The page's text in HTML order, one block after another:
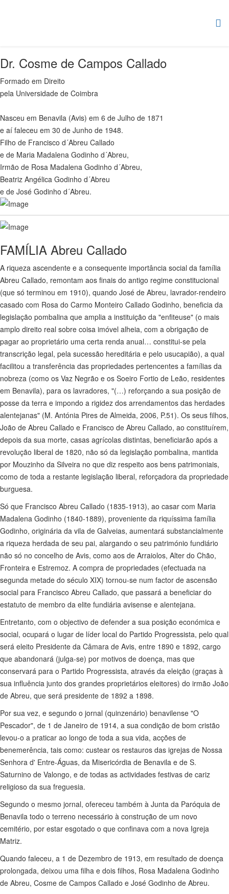
Dr. Cosme de Campos Callado
Formado em Direito
pela Universidade de Coimbra
Nasceu em Benavila (Avis) em 6 de Julho de 1871
e aí faleceu em 30 de Junho de 1948.
Filho de Francisco d´Abreu Callado
e de Maria Madalena Godinho d´Abreu,
Irmão de Rosa Madalena Godinho d´Abreu,
Beatriz Angélica Godinho d´Abreu
e de José Godinho d´Abreu.
FAMÍLIA Abreu Callado
A riqueza ascendente e a consequente importância social da família
Abreu Callado, remontam aos finais do antigo regime constitucional
(que só terminou em 1910), quando José de Abreu, lavrador-rendeiro
casado com Rosa do Carmo Monteiro Callado Godinho, beneficia da
legislação pombalina que amplia a instituição da "enfiteuse" (o mais
amplo direito real sobre coisa imóvel alheia, com a obrigação de
pagar ao proprietário uma certa renda anual… constitui-se pela
transcrição legal, pela sucessão hereditária e pelo usucapião), a qual
facilitou a transferência das propriedades pertencentes a famílias da
nobreza (como os Vaz Negrão e os Soeiro Fortio de Leão, residentes
em Benavila), para os lavradores, "(…) reforçando a sua posição de
posse da terra e impondo a rigidez dos arrendamentos das herdades
alentejanas" (M. Antónia Pires de Almeida, 2006, P.51). Os seus filhos,
João de Abreu Callado e Francisco de Abreu Callado, ao constituírem,
depois da sua morte, casas agrícolas distintas, beneficiarão após a
revolução liberal de 1820, não só da legislação pombalina, mantida
por Mouzinho da Silveira no que diz respeito aos bens patrimoniais,
como de toda a restante legislação liberal, reforçadora da propriedade
burguesa.
Só que Francisco Abreu Callado (1835-1913), ao casar com Maria
Madalena Godinho (1840-1889), proveniente da riquíssima família
Godinho, originária da vila de Galveias, aumentará substancialmente
a riqueza herdada de seu pai, alargando o seu património fundiário
não só no concelho de Avis, como aos de Arraiolos, Alter do Chão,
Fronteira e Estremoz. A compra de propriedades (efectuada na
segunda metade do século XIX) tornou-se num factor de ascensão
social para Francisco Abreu Callado, que passará a beneficiar do
estatuto de membro da elite fundiária avisense e alentejana.
Entretanto, com o objectivo de defender a sua posição económica e
social, ocupará o lugar de líder local do Partido Progressista, pelo qual
será eleito Presidente da Câmara de Avis, entre 1890 e 1892, cargo
que abandonará (julga-se) por motivos de doença, mas que
conservará para o Partido Progressista, através da eleição (graças à
sua influência junto dos grandes proprietários eleitores) do irmão João
de Abreu, que será presidente de 1892 a 1898.
Por sua vez, e segundo o jornal (quinzenário) benavilense "O
Pescador", de 1 de Janeiro de 1914, a sua condição de bom cristão
levou-o a praticar ao longo de toda a sua vida, acções de
benemerência, tais como: custear os restauros das igrejas de Nossa
Senhora d' Entre-Águas, da Misericórdia de Benavila e de S.
Saturnino de Valongo, e de todas as actividades festivas de cariz
religioso da sua freguesia.
Segundo o mesmo jornal, ofereceu também à Junta da Paróquia de
Benavila todo o terreno necessário à construção de um novo
cemitério, por estar esgotado o que confinava com a nova Igreja
Matriz.
Quando faleceu, a 1 de Dezembro de 1913, em resultado de doença
prolongada, deixou uma filha e dois filhos, Rosa Madalena Godinho
de Abreu, Cosme de Campos Callado e José Godinho de Abreu.